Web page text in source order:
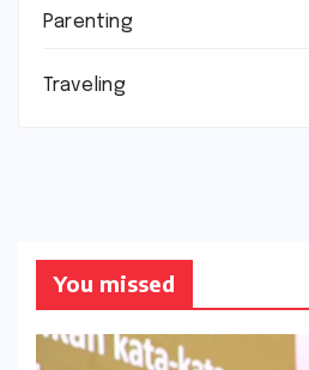
Parenting
Traveling
You missed